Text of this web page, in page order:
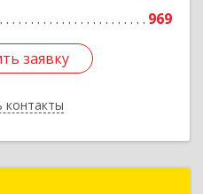
969
заявку
контакты
заявку